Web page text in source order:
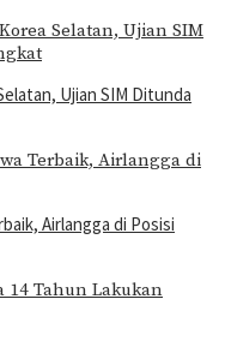
Ujian SIM Ditunda
Airlangga di Posisi